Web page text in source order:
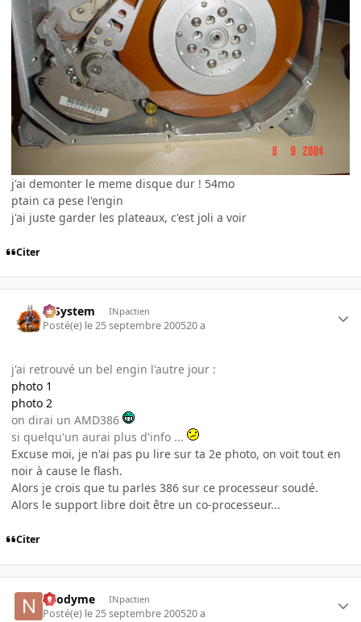
j'ai demonter le meme disque dur ! 54mo
ptain ca pese l'engin
j'ai juste garder les plateaux, c'est joli a voir
Citer
X-System INpactien
Posté(e) le 25 septembre 200520 a
j'ai retrouvé un bel engin l'autre jour :
photo 1
photo 2
on dirai un AMD386
si quelqu'un aurai plus d'info ...
Excuse moi, je n'ai pas pu lire sur ta 2e photo, on voit tout en
noir à cause le flash.
Alors je crois que tu parles 386 sur ce processeur soudé.
Alors le support libre doit être un co-processeur...
Citer
neodyme INpactien
Posté(e) le 25 septembre 200520 a